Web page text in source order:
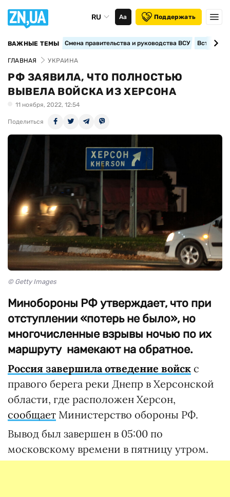
RU Аа Поддержать
ВАЖНЫЕ ТЕМЫ Смена правительства и руководства ВСУ
ГЛАВНАЯ УКРАИНА
РФ ЗАЯВИЛА, ЧТО ПОЛНОСТЬЮ
ВЫВЕЛА ВОЙСКА ИЗ ХЕРСОНА
11 ноября, 2022, 12:54
Поделиться
© Getty Images
Минобороны РФ утверждает, что при
отступлении «потерь не было», но
многочисленные взрывы ночью по их
маршруту намекают на обратное.
Россия завершила отведение войск с
правого берега реки Днепр в Херсонской
области, где расположен Херсон,
сообщает Министерство обороны РФ.
Вывод был завершен в 05:00 по
московскому времени в пятницу утром.